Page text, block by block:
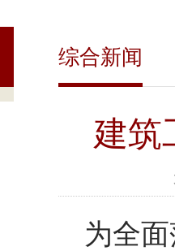
综合新闻
建筑
为全